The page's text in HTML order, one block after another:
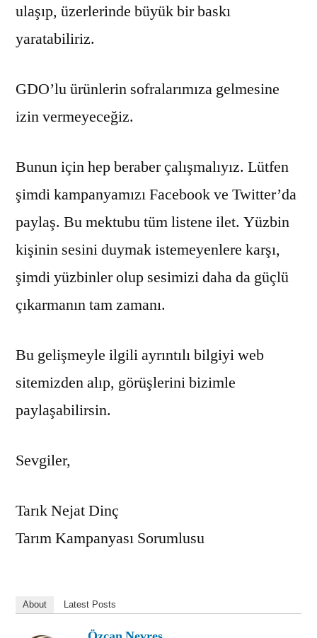
ulaşıp, üzerlerinde büyük bir baskı
yaratabiliriz.
GDO’lu ürünlerin sofralarımıza gelmesine
izin vermeyeceğiz.
Bunun için hep beraber çalışmalıyız. Lütfen
şimdi kampanyamızı Facebook ve Twitter’da
paylaş. Bu mektubu tüm listene ilet. Yüzbin
kişinin sesini duymak istemeyenlere karşı,
şimdi yüzbinler olup sesimizi daha da güçlü
çıkarmanın tam zamanı.
Bu gelişmeyle ilgili ayrıntılı bilgiyi web
sitemizden alıp, görüşlerini bizimle
paylaşabilirsin.
Sevgiler,
Tarık Nejat Dinç
Tarım Kampanyası Sorumlusu
About Latest Posts